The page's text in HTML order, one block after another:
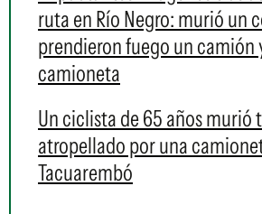
ruta en Río Negro: murió un
prendieron fuego un camión
camioneta
Un ciclista de 65 años murió
atropellado por una
Tacuarembó